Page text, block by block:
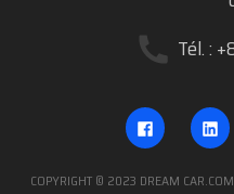
Tél. :
COPYRIGHT © 2023 DREAM